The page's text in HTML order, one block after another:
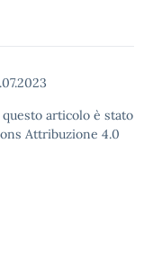
articolo è stato
Attribuzione 4.0